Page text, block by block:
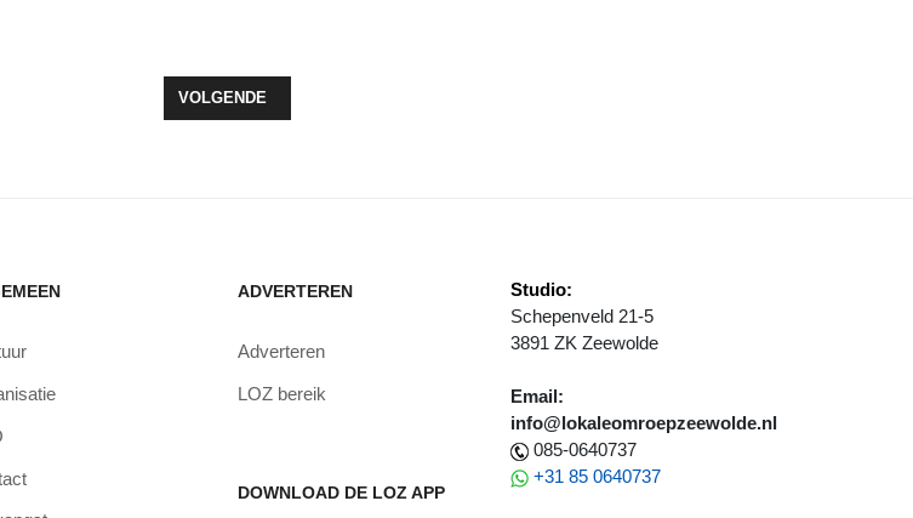
NAAR ZEEWOLDEVOLGENDE ARTIKEL: MATROSE SPEELT DON JUAN; EMOTIES LOPEN OP IN DE VERBEELDING
VOLGENDE
ADVERTEREN
Adverteren
LOZ bereik
DOWNLOAD DE LOZ APP
Studio:
Schepenveld 21-5
3891 ZK Zeewolde
Email:
info@lokaleomroepzeewolde.nl
085-0640737
+31 85 0640737